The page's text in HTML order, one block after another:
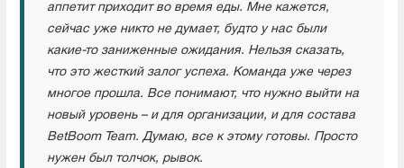
аппетит приходит во время еды. Мне кажется,
сейчас уже никто не думает, будто у нас были
какие-то заниженные ожидания. Нельзя сказать,
что это жесткий залог успеха. Команда уже через
многое прошла. Все понимают, что нужно выйти на
новый уровень – и для организации, и для состава
BetBoom Team. Думаю, все к этому готовы. Просто
нужен был толчок, рывок.